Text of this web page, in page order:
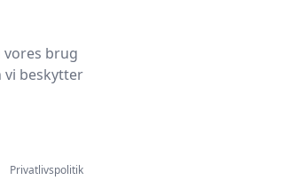
brug
vi beskytter
Privatlivspolitik